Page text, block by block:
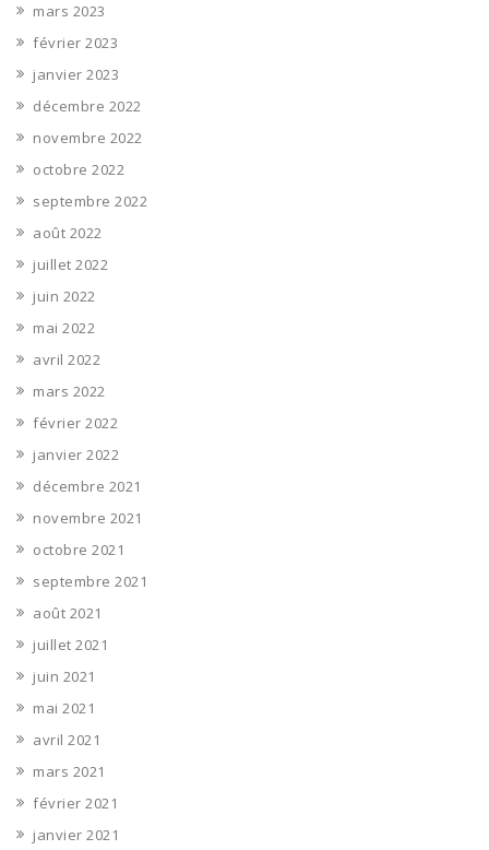
mars 2023
février 2023
janvier 2023
décembre 2022
novembre 2022
octobre 2022
septembre 2022
août 2022
juillet 2022
juin 2022
mai 2022
avril 2022
mars 2022
février 2022
janvier 2022
décembre 2021
novembre 2021
octobre 2021
septembre 2021
août 2021
juillet 2021
juin 2021
mai 2021
avril 2021
mars 2021
février 2021
janvier 2021